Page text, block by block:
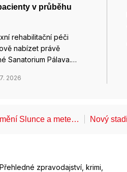
v průběhu
rehabilitační péči
nabízet právě
Sanatorium Pálava.…
2026
Slunce a mete… Nový
zpravodajství, krimi,